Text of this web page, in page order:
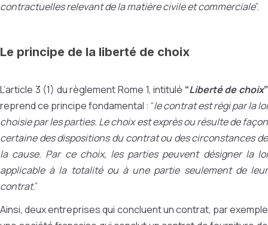
contractuelles relevant de la matière civile et commerciale”.
Le principe de la liberté de choix
L’article 3 (1) du règlement Rome 1, intitulé “Liberté de choix”
reprend ce principe fondamental : “le contrat est régi par la loi
choisie par les parties. Le choix est exprès ou résulte de façon
certaine des dispositions du contrat ou des circonstances de
la cause. Par ce choix, les parties peuvent désigner la loi
applicable à la totalité ou à une partie seulement de leur
contrat.”
Ainsi, deux entreprises qui concluent un contrat, par exemple